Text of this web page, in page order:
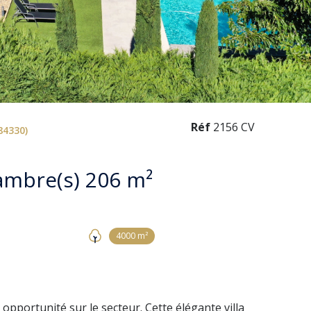
Villa 8 pièce(s) 6 chambre(s) 206 m²
4000 m²
Réf 2156 CV
sur le secteur. Cette élégante villa